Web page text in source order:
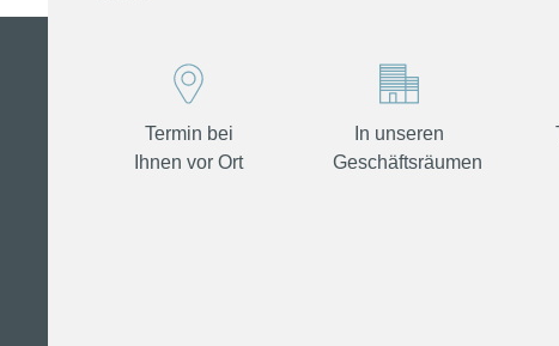
Termin bei
Ihnen vor Ort
In unseren
Geschäftsräumen